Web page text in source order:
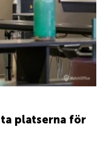
platserna för